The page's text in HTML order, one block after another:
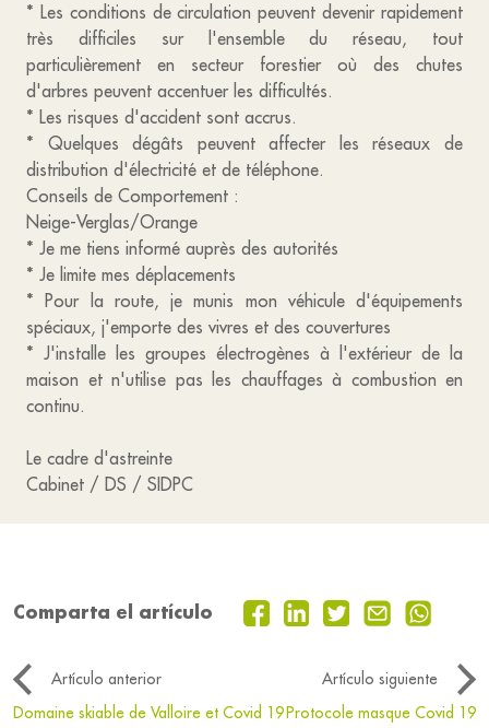
* Les conditions de circulation peuvent devenir rapidement
très difficiles sur l'ensemble du réseau, tout
particulièrement en secteur forestier où des chutes
d'arbres peuvent accentuer les difficultés.
* Les risques d'accident sont accrus.
* Quelques dégâts peuvent affecter les réseaux de
distribution d'électricité et de téléphone.
Conseils de Comportement :
Neige-Verglas/Orange
* Je me tiens informé auprès des autorités
* Je limite mes déplacements
* Pour la route, je munis mon véhicule d'équipements
spéciaux, j'emporte des vivres et des couvertures
* J'installe les groupes électrogènes à l'extérieur de la
maison et n'utilise pas les chauffages à combustion en
continu.
Le cadre d'astreinte
Cabinet / DS / SIDPC
Comparta el artículo
Artículo anterior
Artículo siguiente
Domaine skiable de Valloire et Covid 19 Protocole masque Covid 19